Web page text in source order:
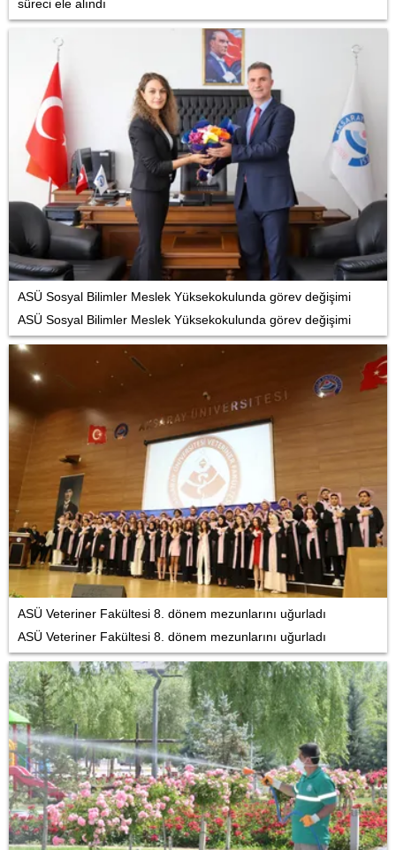
süreci ele alındı
ASÜ Sosyal Bilimler Meslek Yüksekokulunda görev değişimi
ASÜ Sosyal Bilimler Meslek Yüksekokulunda görev değişimi
ASÜ Veteriner Fakültesi 8. dönem mezunlarını uğurladı
ASÜ Veteriner Fakültesi 8. dönem mezunlarını uğurladı